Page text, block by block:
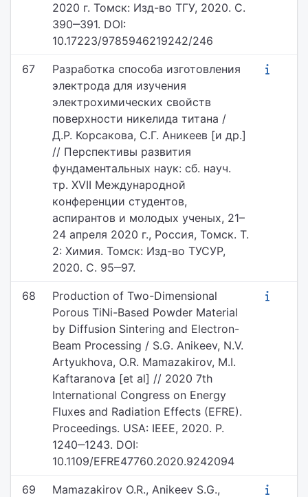
2020 г. Томск: Изд-во ТГУ, 2020. С.
390‒391. DOI:
10.17223/9785946219242/246
67
Разработка способа изготовления
электрода для изучения
электрохимических свойств
поверхности никелида титана /
Д.Р. Корсакова, С.Г. Аникеев [и др.]
// Перспективы развития
фундаментальных наук: сб. науч.
тр. XVII Международной
конференции студентов,
аспирантов и молодых ученых, 21–
24 апреля 2020 г., Россия, Томск. Т.
2: Химия. Томск: Изд-во ТУСУР,
2020. С. 95‒97.
68
Production of Two-Dimensional
Porous TiNi-Based Powder Material
by Diffusion Sintering and Electron-
Beam Processing / S.G. Anikeev, N.V.
Artyukhova, O.R. Mamazakirov, M.I.
Kaftaranova [et al] // 2020 7th
International Congress on Energy
Fluxes and Radiation Effects (EFRE).
Proceedings. USA: IEEE, 2020. P.
1240‒1243. DOI:
10.1109/EFRE47760.2020.9242094
69
Mamazakirov O.R., Anikeev S.G.,